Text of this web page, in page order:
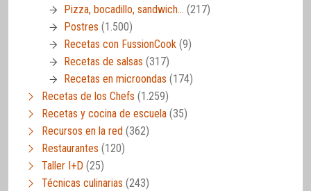
Pizza, bocadillo, sandwich… (217)
Postres (1.500)
Recetas con FussionCook (9)
Recetas de salsas (317)
Recetas en microondas (174)
Recetas de los Chefs (1.259)
Recetas y cocina de escuela (35)
Recursos en la red (362)
Restaurantes (120)
Taller I+D (25)
Técnicas culinarias (243)